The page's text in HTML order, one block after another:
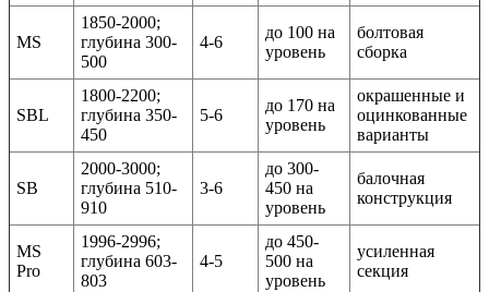
MS
1850-2000;
глубина 300-
500
4-6
до 100 на
уровень
болтовая
сборка
SBL
1800-2200;
глубина 350-
450
5-6
до 170 на
уровень
окрашенные и
оцинкованные
варианты
SB
2000-3000;
глубина 510-
910
3-6
до 300-
450 на
уровень
балочная
конструкция
MS
Pro
1996-2996;
глубина 603-
803
4-5
до 450-
500 на
уровень
усиленная
секция